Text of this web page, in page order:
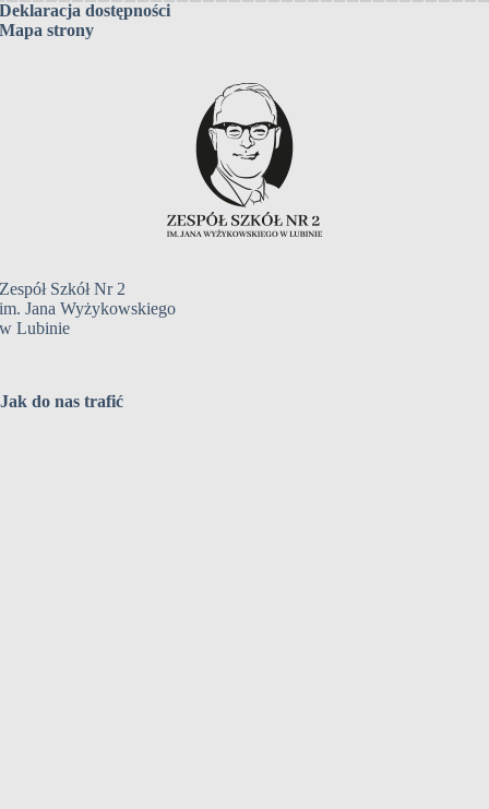
Deklaracja dostępności
Mapa strony
Zespół Szkół Nr 2
im. Jana Wyżykowskiego
w Lubinie
Jak do nas trafić